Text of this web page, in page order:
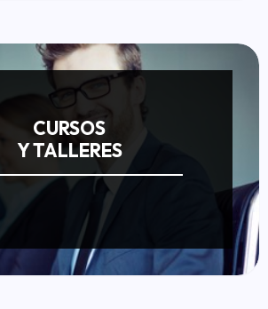
CURSOS
Y TALLERES